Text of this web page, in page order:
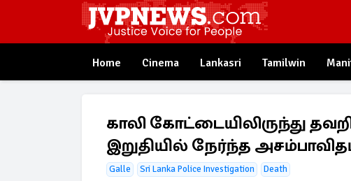
Home Cinema Lankasri Tamilwin
காலி கோட்டையிலிருந்து
இறுதியில் நேர்ந்த
Galle Sri Lanka Police Investigation Death